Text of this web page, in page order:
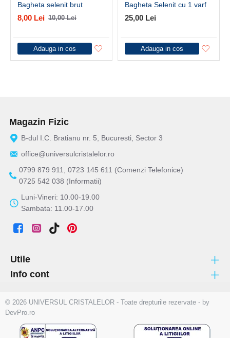
Bagheta selenit brut
8,00 Lei 10,00 Lei
Adauga in cos
Bagheta Selenit cu 1 varf
25,00 Lei
Adauga in cos
Magazin Fizic
B-dul I.C. Bratianu nr. 5, Bucuresti, Sector 3
office@universulcristalelor.ro
0799 879 911, 0723 145 611 (Comenzi Telefonice)
0725 542 038 (Informatii)
Luni-Vineri: 10.00-19.00
Sambata: 11.00-17.00
Utile
Info cont
© 2026 UNIVERSUL CRISTALELOR - Toate drepturile rezervate - by
DevPro.ro